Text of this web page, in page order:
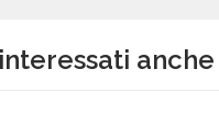
anche